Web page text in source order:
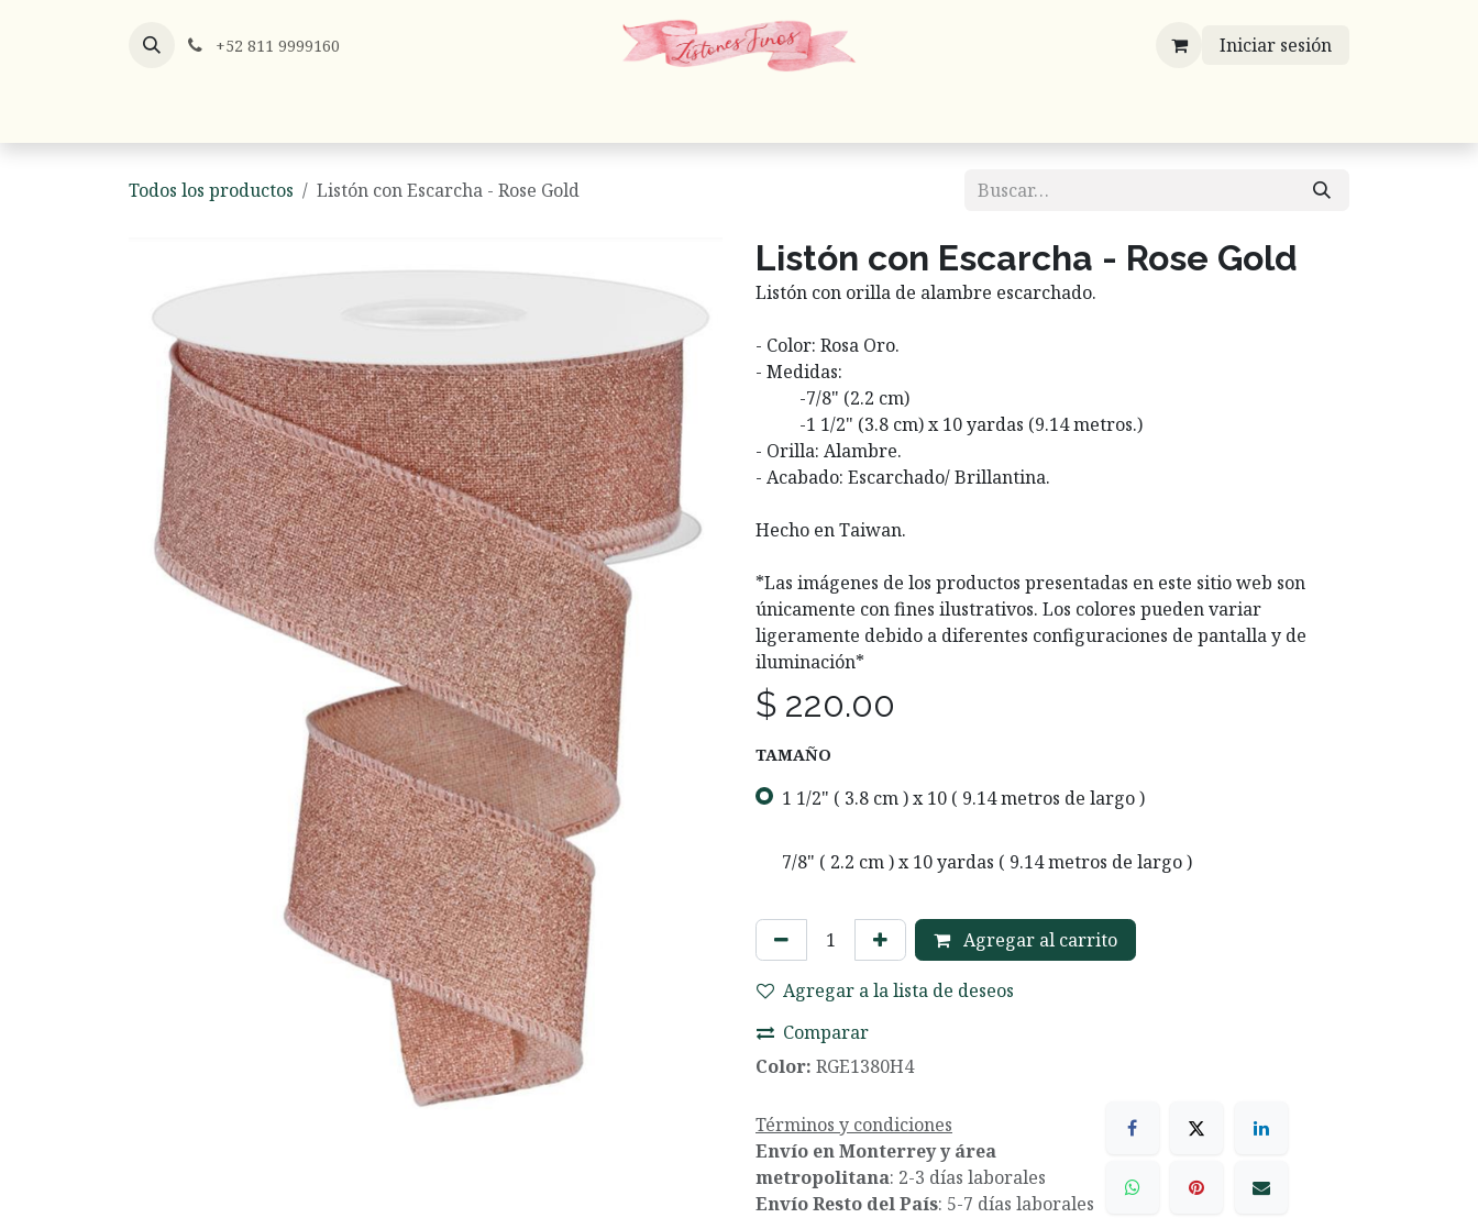
+52 811 9999160 Iniciar sesión
Todos los productos Listón con Escarcha - Rose Gold
Listón con Escarcha - Rose Gold
Listón con orilla de alambre escarchado.
- Color: Rosa Oro.
- Medidas:
-​7/8" (2.2 cm)
​-1 1/2" (3.8 cm) x 10 yardas (9.14 metros.)
- Orilla: Alambre.
- Acabado: Escarchado/ Brillantina.
Hecho en Taiwan.
*Las imágenes de los productos presentadas en este sitio web son
únicamente con fines ilustrativos. Los colores pueden variar
ligeramente debido a diferentes configuraciones de pantalla y de
iluminación*
$ 220.00
TAMAÑO
1 1/2" ( 3.8 cm ) x 10 ( 9.14 metros de largo )
7/8" ( 2.2 cm ) x 10 yardas ( 9.14 metros de largo )
Agregar al carrito
Agregar a la lista de deseos
Comparar
Color: RGE1380H4
Términos y condiciones
Envío en Monterrey y área
metropolitana: 2-3 días laborales
Envío Resto del País: 5-7 días laborales